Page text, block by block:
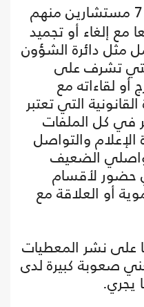
يذكر أسماء 7 مستشارين منهم
مع إلغاء أو تجميد
مثل دائرة الشؤون
التي تشرف على
أو لقاءاته مع
التي تعتبر
في كل الملفات
الإعلام والتواصل
الضعيف
حضور لأقسام
أو العلاقة مع
على نشر المعطيات
صعوبة كبيرة لدى
يجري.